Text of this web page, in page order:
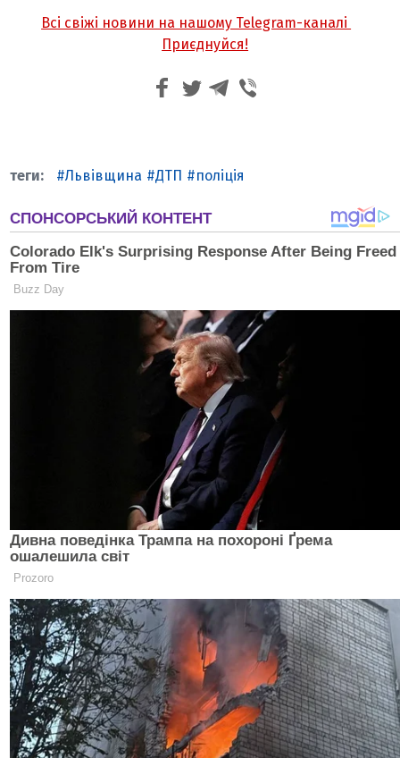
Всі свіжі новини на нашому Telegram-каналі
Приєднуйся!
Львівщина ДТП поліція